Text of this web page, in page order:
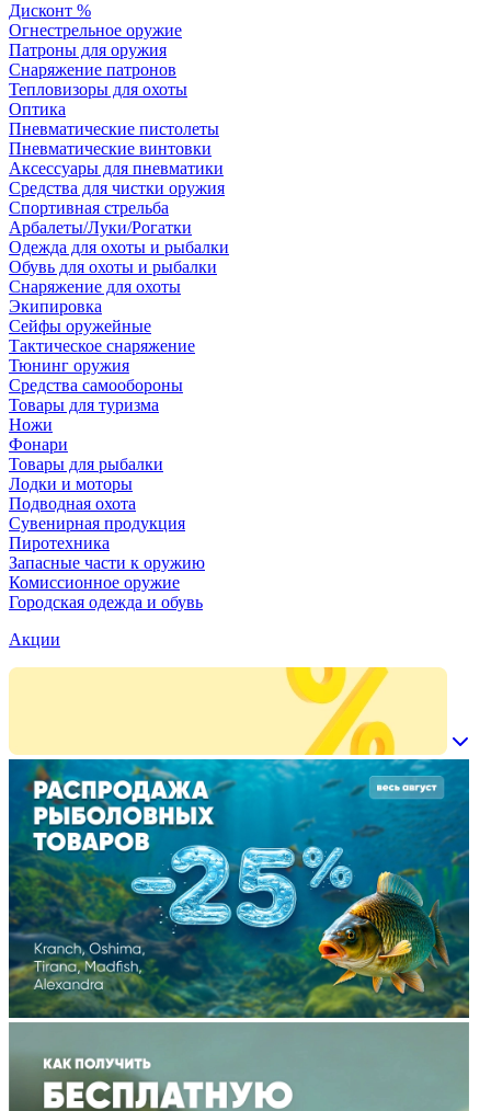
Дисконт %
Огнестрельное оружие
Патроны для оружия
Снаряжение патронов
Тепловизоры для охоты
Оптика
Пневматические пистолеты
Пневматические винтовки
Аксессуары для пневматики
Средства для чистки оружия
Спортивная стрельба
Арбалеты/Луки/Рогатки
Одежда для охоты и рыбалки
Обувь для охоты и рыбалки
Снаряжение для охоты
Экипировка
Сейфы оружейные
Тактическое снаряжение
Тюнинг оружия
Средства самообороны
Товары для туризма
Ножи
Фонари
Товары для рыбалки
Лодки и моторы
Подводная охота
Сувенирная продукция
Пиротехника
Запасные части к оружию
Комиссионное оружие
Городская одежда и обувь
Акции